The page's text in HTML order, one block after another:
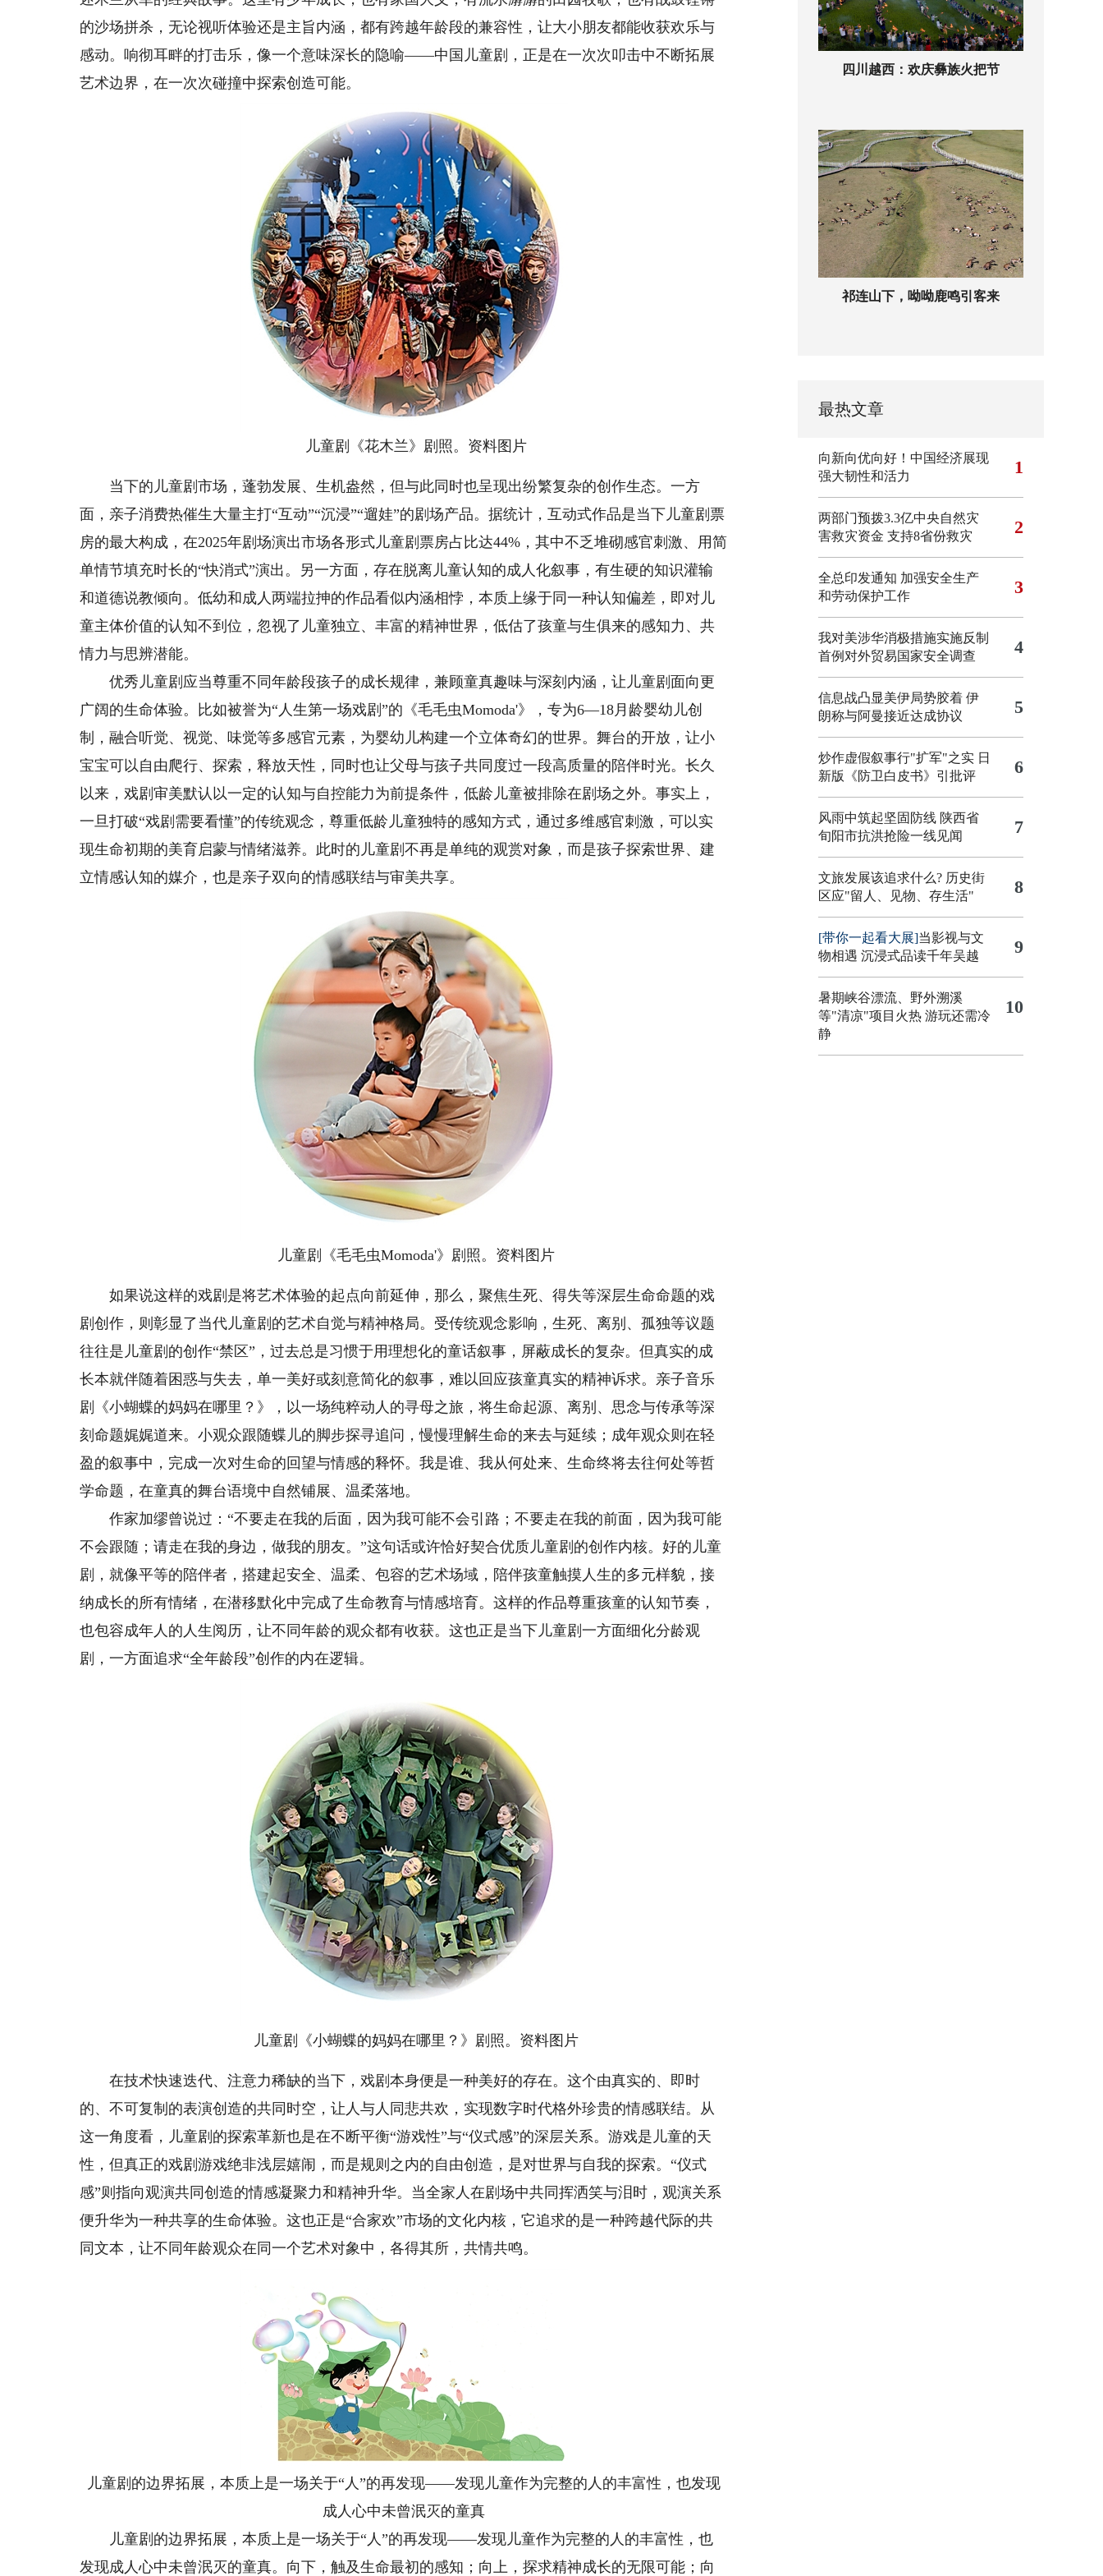
的沙场拼杀，无论视听体验还是主旨内涵，都有跨越年龄段的兼容性，让大小朋友都能收获欢乐与
感动。响彻耳畔的打击乐，像一个意味深长的隐喻——中国儿童剧，正是在一次次叩击中不断拓展
艺术边界，在一次次碰撞中探索创造可能。
儿童剧《花木兰》剧照。资料图片
当下的儿童剧市场，蓬勃发展、生机盎然，但与此同时也呈现出纷繁复杂的创作生态。一方
面，亲子消费热催生大量主打“互动”“沉浸”“遛娃”的剧场产品。据统计，互动式作品是当下儿童剧票
房的最大构成，在2025年剧场演出市场各形式儿童剧票房占比达44%，其中不乏堆砌感官刺激、用简
单情节填充时长的“快消式”演出。另一方面，存在脱离儿童认知的成人化叙事，有生硬的知识灌输
和道德说教倾向。低幼和成人两端拉抻的作品看似内涵相悖，本质上缘于同一种认知偏差，即对儿
童主体价值的认知不到位，忽视了儿童独立、丰富的精神世界，低估了孩童与生俱来的感知力、共
情力与思辨潜能。
优秀儿童剧应当尊重不同年龄段孩子的成长规律，兼顾童真趣味与深刻内涵，让儿童剧面向更
广阔的生命体验。比如被誉为“人生第一场戏剧”的《毛毛虫Momoda'》，专为6—18月龄婴幼儿创
制，融合听觉、视觉、味觉等多感官元素，为婴幼儿构建一个立体奇幻的世界。舞台的开放，让小
宝宝可以自由爬行、探索，释放天性，同时也让父母与孩子共同度过一段高质量的陪伴时光。长久
以来，戏剧审美默认以一定的认知与自控能力为前提条件，低龄儿童被排除在剧场之外。事实上，
一旦打破“戏剧需要看懂”的传统观念，尊重低龄儿童独特的感知方式，通过多维感官刺激，可以实
现生命初期的美育启蒙与情绪滋养。此时的儿童剧不再是单纯的观赏对象，而是孩子探索世界、建
立情感认知的媒介，也是亲子双向的情感联结与审美共享。
儿童剧《毛毛虫Momoda'》剧照。资料图片
如果说这样的戏剧是将艺术体验的起点向前延伸，那么，聚焦生死、得失等深层生命命题的戏
剧创作，则彰显了当代儿童剧的艺术自觉与精神格局。受传统观念影响，生死、离别、孤独等议题
往往是儿童剧的创作“禁区”，过去总是习惯于用理想化的童话叙事，屏蔽成长的复杂。但真实的成
长本就伴随着困惑与失去，单一美好或刻意简化的叙事，难以回应孩童真实的精神诉求。亲子音乐
剧《小蝴蝶的妈妈在哪里？》，以一场纯粹动人的寻母之旅，将生命起源、离别、思念与传承等深
刻命题娓娓道来。小观众跟随蝶儿的脚步探寻追问，慢慢理解生命的来去与延续；成年观众则在轻
盈的叙事中，完成一次对生命的回望与情感的释怀。我是谁、我从何处来、生命终将去往何处等哲
学命题，在童真的舞台语境中自然铺展、温柔落地。
作家加缪曾说过：“不要走在我的后面，因为我可能不会引路；不要走在我的前面，因为我可能
不会跟随；请走在我的身边，做我的朋友。”这句话或许恰好契合优质儿童剧的创作内核。好的儿童
剧，就像平等的陪伴者，搭建起安全、温柔、包容的艺术场域，陪伴孩童触摸人生的多元样貌，接
纳成长的所有情绪，在潜移默化中完成了生命教育与情感培育。这样的作品尊重孩童的认知节奏，
也包容成年人的人生阅历，让不同年龄的观众都有收获。这也正是当下儿童剧一方面细化分龄观
剧，一方面追求“全年龄段”创作的内在逻辑。
儿童剧《小蝴蝶的妈妈在哪里？》剧照。资料图片
在技术快速迭代、注意力稀缺的当下，戏剧本身便是一种美好的存在。这个由真实的、即时
的、不可复制的表演创造的共同时空，让人与人同悲共欢，实现数字时代格外珍贵的情感联结。从
这一角度看，儿童剧的探索革新也是在不断平衡“游戏性”与“仪式感”的深层关系。游戏是儿童的天
性，但真正的戏剧游戏绝非浅层嬉闹，而是规则之内的自由创造，是对世界与自我的探索。“仪式
感”则指向观演共同创造的情感凝聚力和精神升华。当全家人在剧场中共同挥洒笑与泪时，观演关系
便升华为一种共享的生命体验。这也正是“合家欢”市场的文化内核，它追求的是一种跨越代际的共
同文本，让不同年龄观众在同一个艺术对象中，各得其所，共情共鸣。
儿童剧的边界拓展，本质上是一场关于“人”的再发现——发现儿童作为完整的人的丰富性，也发现
成人心中未曾泯灭的童真
儿童剧的边界拓展，本质上是一场关于“人”的再发现——发现儿童作为完整的人的丰富性，也
发现成人心中未曾泯灭的童真。向下，触及生命最初的感知；向上，探求精神成长的无限可能；向
四川越西：欢庆彝族火把节
祁连山下，呦呦鹿鸣引客来
最热文章
向新向优向好！中国经济展现
强大韧性和活力
1
两部门预拨3.3亿中央自然灾
害救灾资金 支持8省份救灾
2
全总印发通知 加强安全生产
和劳动保护工作
3
我对美涉华消极措施实施反制
首例对外贸易国家安全调查
4
信息战凸显美伊局势胶着 伊
朗称与阿曼接近达成协议
5
炒作虚假叙事行"扩军"之实 日
新版《防卫白皮书》引批评
6
风雨中筑起坚固防线 陕西省
旬阳市抗洪抢险一线见闻
7
文旅发展该追求什么? 历史街
区应"留人、见物、存生活"
8
[带你一起看大展]当影视与文
物相遇 沉浸式品读千年吴越
9
暑期峡谷漂流、野外溯溪
等"清凉"项目火热 游玩还需冷
静
10